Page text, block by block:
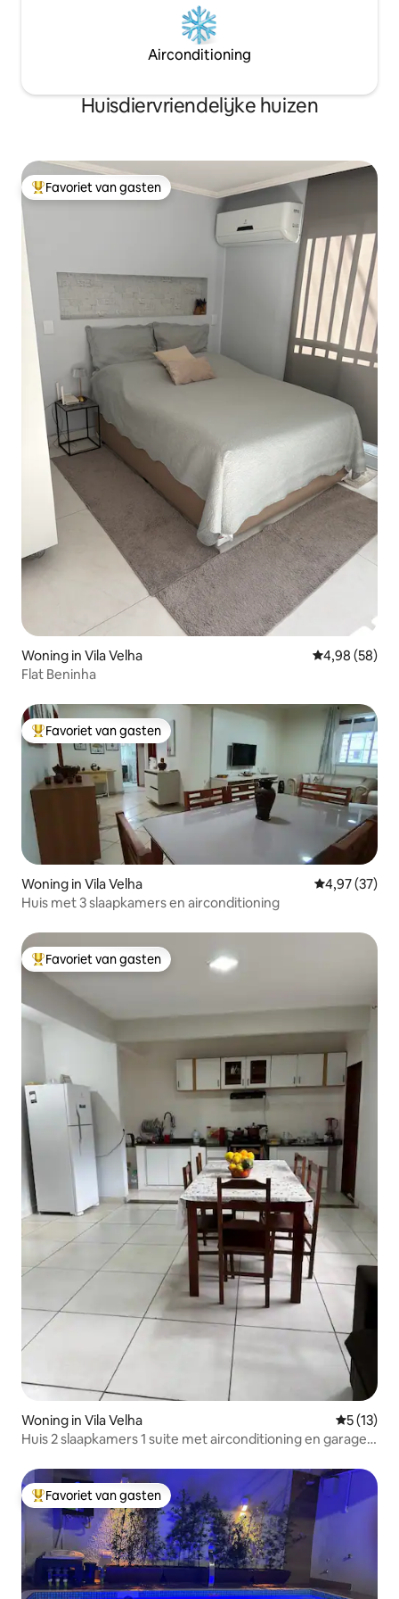
Airconditioning
Huisdiervriendelijke huizen
Topfavoriet van gasten
Favoriet van gasten
Woning in Vila Velha Gemiddelde
4,98 (58)
Flat Beninha
Topfavoriet van gasten
Favoriet van gasten
Woning in Vila Velha Gemiddelde
4,97 (37)
Huis met 3 slaapkamers en airconditioning
Topfavoriet van gasten
Favoriet van gasten
Woning in Vila Velha
5 (13)
Huis 2 slaapkamers 1 suite met airconditioning en garage
Topfavoriet van gasten
Favoriet van gasten